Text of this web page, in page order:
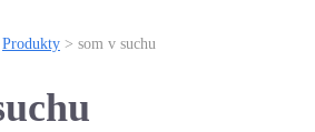
Produkty > som v suchu